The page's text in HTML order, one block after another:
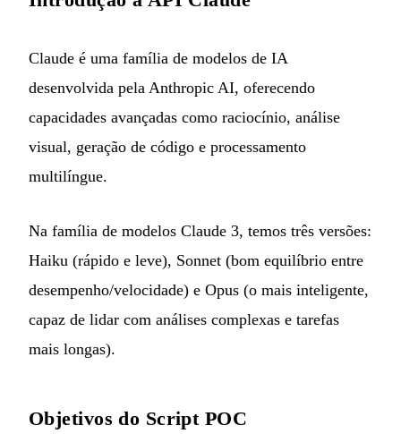
Claude é uma família de modelos de IA
desenvolvida pela Anthropic AI, oferecendo
capacidades avançadas como raciocínio, análise
visual, geração de código e processamento
multilíngue.
Na família de modelos Claude 3, temos três versões:
Haiku (rápido e leve), Sonnet (bom equilíbrio entre
desempenho/velocidade) e Opus (o mais inteligente,
capaz de lidar com análises complexas e tarefas
mais longas).
Objetivos do Script POC